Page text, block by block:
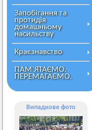
Запобігання та
протидія
домашньому
насильству
Краєзнавство
ПАМ’ЯТАЄМО.
ПЕРЕМАГАЄМО.
Випадкове фото